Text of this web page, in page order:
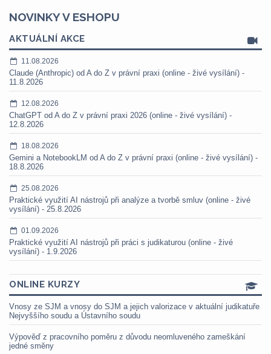
NOVINKY V ESHOPU
AKTUÁLNÍ AKCE
11.08.2026
Claude (Anthropic) od A do Z v právní praxi (online - živé vysílání) -
11.8.2026
12.08.2026
ChatGPT od A do Z v právní praxi 2026 (online - živé vysílání) -
12.8.2026
18.08.2026
Gemini a NotebookLM od A do Z v právní praxi (online - živé vysílání) -
18.8.2026
25.08.2026
Praktické využití AI nástrojů při analýze a tvorbě smluv (online - živé
vysílání) - 25.8.2026
01.09.2026
Praktické využití AI nástrojů při práci s judikaturou (online - živé
vysílání) - 1.9.2026
ONLINE KURZY
Vnosy ze SJM a vnosy do SJM a jejich valorizace v aktuální judikatuře
Nejvyššího soudu a Ústavního soudu
Výpověď z pracovního poměru z důvodu neomluveného zameškání
jedné směny